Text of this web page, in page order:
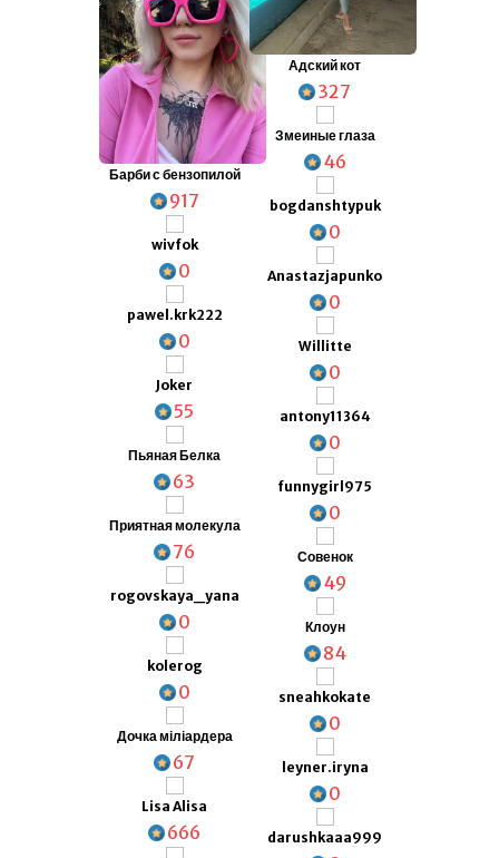
Барби с бензопилой
917
wivfok
0
pawel.krk222
0
Joker
55
Пьяная Белка
63
Приятная молекула
76
rogovskaya_yana
0
kolerog
0
Дочка міліардера
67
Lisa Alisa
666
Адский кот
327
Змеиные глаза
46
bogdanshtypuk
0
Anastazjapunko
0
Willitte
0
antony11364
0
funnygirl975
0
Совенок
49
Клоун
84
sneahkokate
0
leyner.iryna
0
darushkaaa999